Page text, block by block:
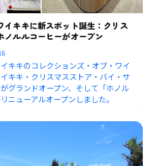
イキキに新スポット誕生：クリス
ノルルコーヒーがオープン
キキのコレクションズ・オブ・ワイ
キキ・クリスマスストア・バイ・サ
グランドオープン、そして「ホノル
ニューアルオープンしました。